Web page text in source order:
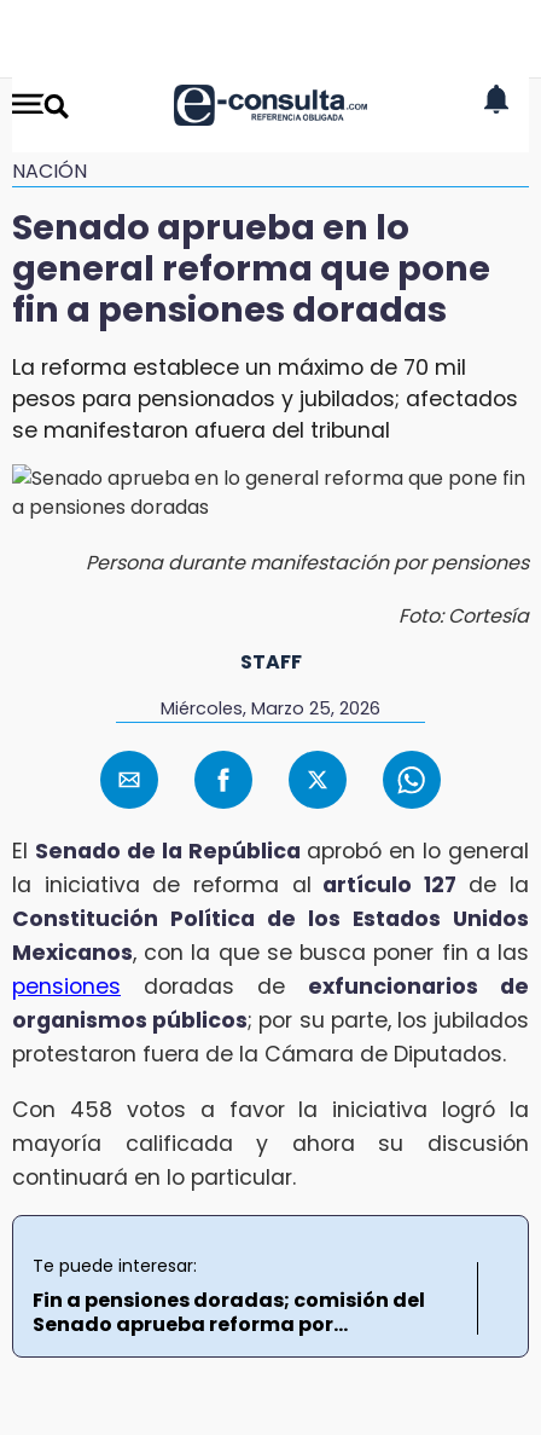
NACIÓN
Senado aprueba en lo
general reforma que pone
fin a pensiones doradas
La reforma establece un máximo de 70 mil
pesos para pensionados y jubilados; afectados
se manifestaron afuera del tribunal
Persona durante manifestación por pensiones
Foto: Cortesía
STAFF
Miércoles, Marzo 25, 2026
El Senado de la República aprobó en lo general
la iniciativa de reforma al artículo 127 de la
Constitución Política de los Estados Unidos
Mexicanos, con la que se busca poner fin a las
pensiones doradas de exfuncionarios de
organismos públicos; por su parte, los jubilados
protestaron fuera de la Cámara de Diputados.
Con 458 votos a favor la iniciativa logró la
mayoría calificada y ahora su discusión
continuará en lo particular.
Te puede interesar:
Fin a pensiones doradas; comisión del
Senado aprueba reforma por...